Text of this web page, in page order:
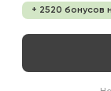
+ 2520 бонусов